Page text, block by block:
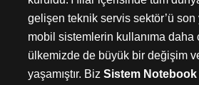
gelişen teknik servis sektör’ü son
mobil sistemlerin kullanıma daha
ülkemizde de büyük bir değişim
yaşamıştır. Biz Sistem